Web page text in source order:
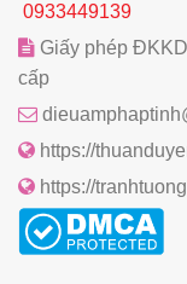
0933449139
Giấy phép
cấp
https://
https://